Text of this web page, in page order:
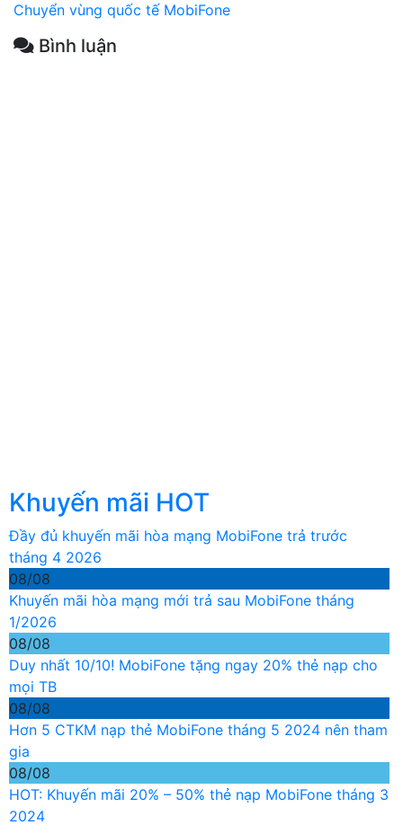
Chuyển vùng quốc tế MobiFone
Bình luận
Khuyến mãi HOT
Đầy đủ khuyến mãi hòa mạng MobiFone trả trước
tháng 4 2026
08/08
Khuyến mãi hòa mạng mới trả sau MobiFone tháng
1/2026
08/08
Duy nhất 10/10! MobiFone tặng ngay 20% thẻ nạp cho
mọi TB
08/08
Hơn 5 CTKM nạp thẻ MobiFone tháng 5 2024 nên tham
gia
08/08
HOT: Khuyến mãi 20% – 50% thẻ nạp MobiFone tháng 3
2024